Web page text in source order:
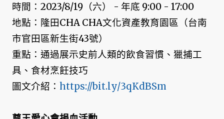
時間：2023/8/19（六） - 年底 9:00 - 17:00
地點：隆田CHA CHA文化資產教育園區（台南
市官田區新生街43號）
重點：通過展示史前人類的飲食習慣、獵捕工
具、食材烹飪技巧
圖文介紹： https://bit.ly/3qKdBSm